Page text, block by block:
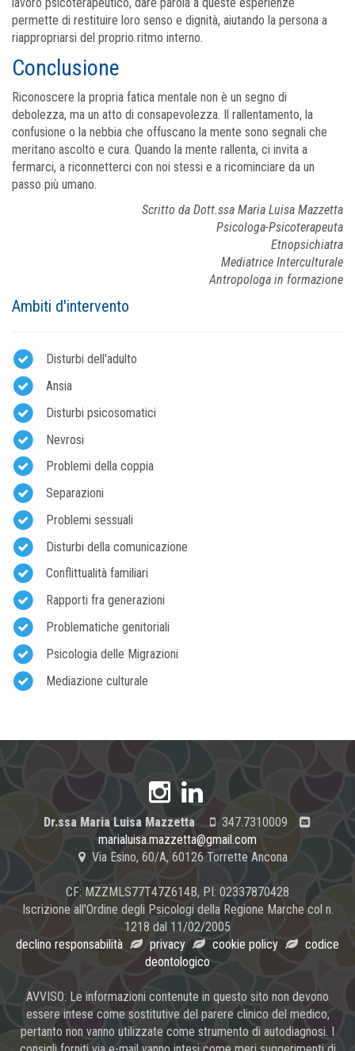
permette di restituire loro senso e dignità, aiutando la persona a
riappropriarsi del proprio ritmo interno.
Conclusione
Riconoscere la propria fatica mentale non è un segno di
debolezza, ma un atto di consapevolezza. Il rallentamento, la
confusione o la nebbia che offuscano la mente sono segnali che
meritano ascolto e cura. Quando la mente rallenta, ci invita a
fermarci, a riconnetterci con noi stessi e a ricominciare da un
passo più umano.
Scritto da Dott.ssa Maria Luisa Mazzetta
Psicologa-Psicoterapeuta
Etnopsichiatra
Mediatrice Interculturale
Antropologa in formazione
Ambiti d'intervento
Disturbi dell'adulto
Ansia
Disturbi psicosomatici
Nevrosi
Problemi della coppia
Separazioni
Problemi sessuali
Disturbi della comunicazione
Conflittualità familiari
Rapporti fra generazioni
Problematiche genitoriali
Psicologia delle Migrazioni
Mediazione culturale
Dr.ssa Maria Luisa Mazzetta
347.7310009
marialuisa.mazzetta@gmail.com
Via Esino, 60/A, 60126 Torrette Ancona
CF: MZZMLS77T47Z614B, PI: 02337870428
Iscrizione all'Ordine degli Psicologi della Regione Marche col n.
1218 dal 11/02/2005
declino responsabilità
privacy cookie policy
codice
deontologico
AVVISO: Le informazioni contenute in questo sito non devono
essere intese come sostitutive del parere clinico del medico,
pertanto non vanno utilizzate come strumento di autodiagnosi. I